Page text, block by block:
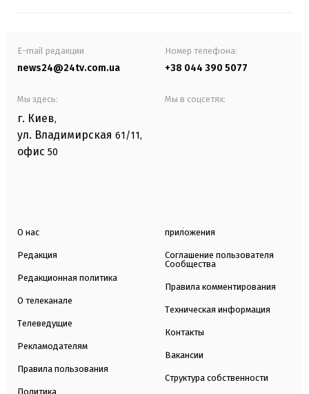
E-mail редакции
news24@24tv.com.ua
Номер телефона:
+38 044 390 5077
Мы здесь:
г. Киев,
ул. Владимирская 61/11,
офис 50
Мы в соцсетях:
О нас
Редакция
Редакционная политика
О телеканале
Телеведущие
Рекламодателям
Правила пользования
Политика
приложения
Соглашение пользователя
Сообщества
Правила комментирования
Техническая информация
Контакты
Вакансии
Структура собственности